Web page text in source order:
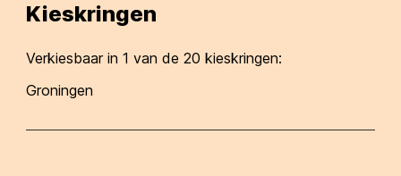
Kieskringen
Verkiesbaar in1 van de 20 kieskringen:
Groningen